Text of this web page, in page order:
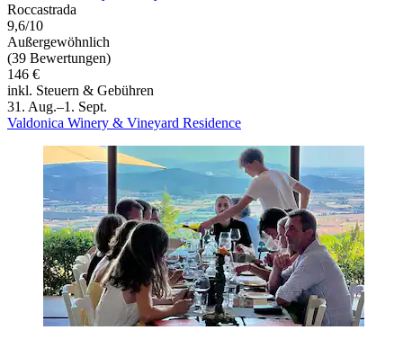
Roccastrada
9,6/10
Außergewöhnlich
(39 Bewertungen)
146 €
inkl. Steuern & Gebühren
31. Aug.–1. Sept.
Valdonica Winery & Vineyard Residence